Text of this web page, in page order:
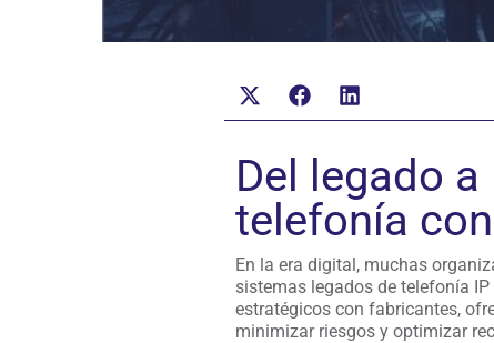
Del legado
telefonía
En la era digital, muchas
sistemas legados de telefonía
estratégicos con fabricantes,
minimizar riesgos y optimizar